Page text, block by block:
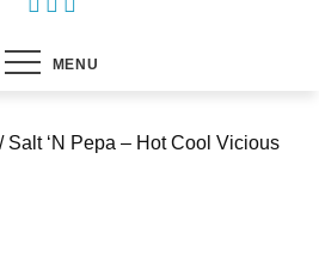
MENU
/ Salt ‘N Pepa – Hot Cool Vicious